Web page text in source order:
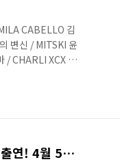
CABELLO 김
변신 / MITSKI 윤
/ CHARLI XCX 김
대 영국의 대표
팝스타 위켄드, 'Out of Time' M/V에 ‘오징어게임’ 정호연 출연! 4월 5일 전 세계 공개